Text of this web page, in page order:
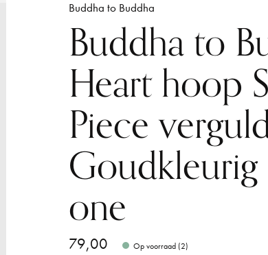
Buddha to Buddha
Buddha to
Heart hoop
Piece
one
79,00 Op voorraad (2)